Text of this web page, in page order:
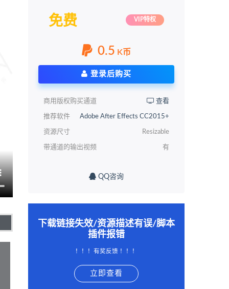
免费 VIP特权
0.5 K币
登录后购买
商用版权购买通道 查看
推荐软件 Adobe After Effects CC2015+
资源尺寸 Resizable
带通道的输出视频 有
QQ咨询
下载链接失效/资源描述有误/脚本
插件报错
！！！有奖反馈 ！！！
立即查看